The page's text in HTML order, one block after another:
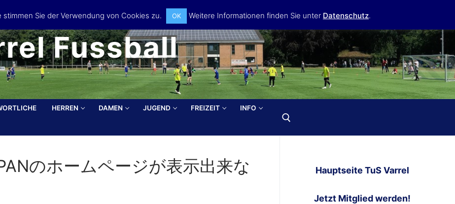
Fussball
HERREN DAMEN JUGEND FREIZEIT INFO
Search for:
のホームページが表示出来な
Hauptseite TuS Varrel
Jetzt Mitglied werden!
Sie der Verwendung von Cookies zu. OK Weitere Informationen finden Sie unter Datenschutz.